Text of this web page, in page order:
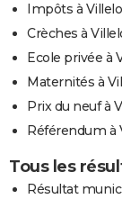
Impôts à
Crèches à
Ecole privée à
Maternités à
Prix du neuf à
Référendum à
Tous les
Résultat